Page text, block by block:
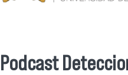
Podcast